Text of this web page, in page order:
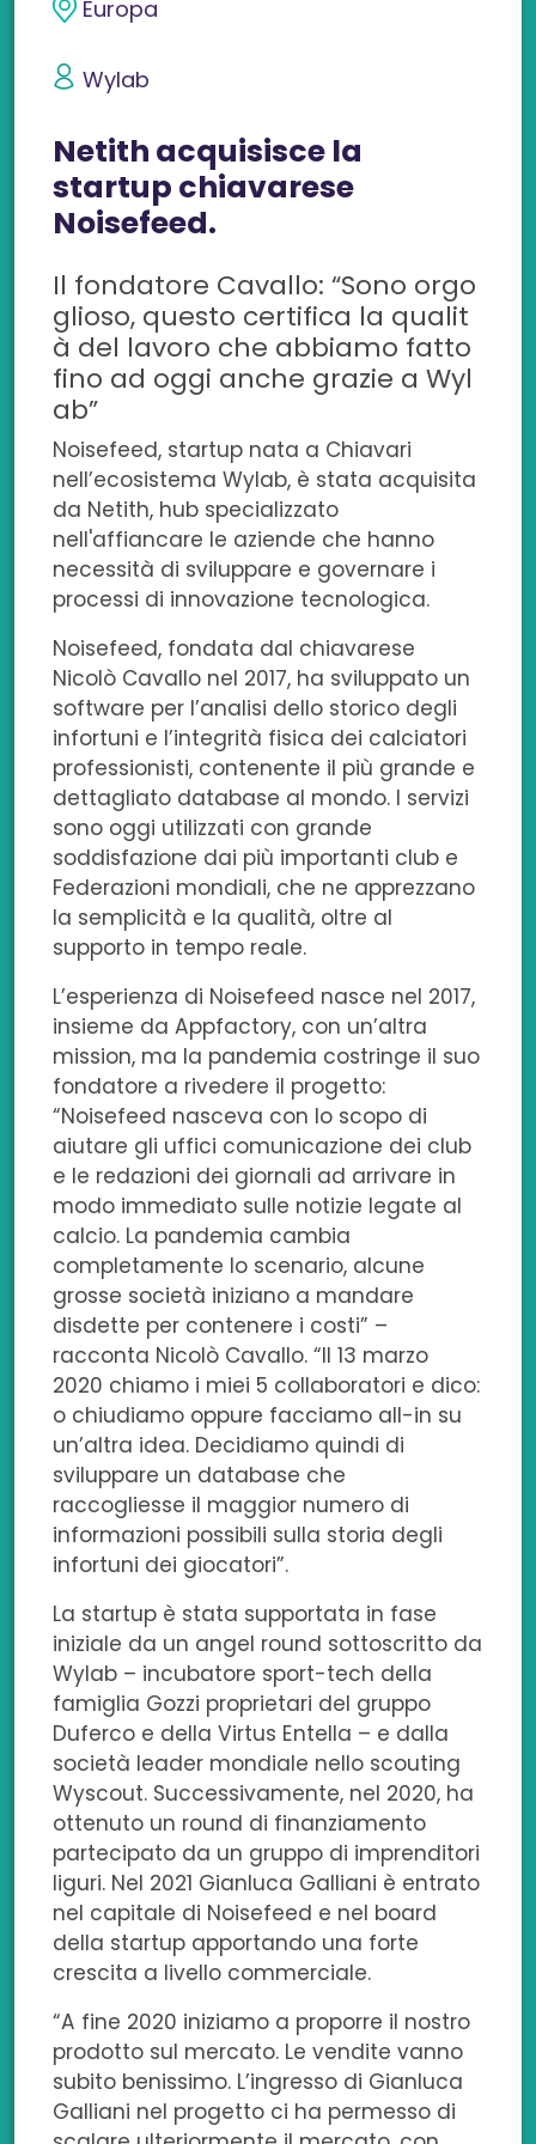
i
d
i
u
F
a
c
e
b
o
o
k
d
i
u
L
i
n
k
e
d
i
n
d
i
u
T
w
i
t
t
e
r
d
i
u
W
h
a
t
s
a
p
p
o
n
e
m
a
l
Europa
Wylab
Netith acquisisce la
startup chiavarese
Noisefeed.
Il fondatore Cavallo: “Sono orgo
glioso, questo certifica la qualit
à del lavoro che abbiamo fatto
fino ad oggi anche grazie a Wyl
ab”
Noisefeed, startup nata a Chiavari
nell’ecosistema Wylab, è stata acquisita
da Netith, hub specializzato
nell'affiancare le aziende che hanno
necessità di sviluppare e governare i
processi di innovazione tecnologica.
Noisefeed, fondata dal chiavarese
Nicolò Cavallo nel 2017, ha sviluppato un
software per l’analisi dello storico degli
infortuni e l’integrità fisica dei calciatori
professionisti, contenente il più grande e
dettagliato database al mondo. I servizi
sono oggi utilizzati con grande
soddisfazione dai più importanti club e
Federazioni mondiali, che ne apprezzano
la semplicità e la qualità, oltre al
supporto in tempo reale.
L’esperienza di Noisefeed nasce nel 2017,
insieme da Appfactory, con un’altra
mission, ma la pandemia costringe il suo
fondatore a rivedere il progetto:
“Noisefeed nasceva con lo scopo di
aiutare gli uffici comunicazione dei club
e le redazioni dei giornali ad arrivare in
modo immediato sulle notizie legate al
calcio. La pandemia cambia
completamente lo scenario, alcune
grosse società iniziano a mandare
disdette per contenere i costi” –
racconta Nicolò Cavallo. “Il 13 marzo
2020 chiamo i miei 5 collaboratori e dico:
o chiudiamo oppure facciamo all-in su
un’altra idea. Decidiamo quindi di
sviluppare un database che
raccogliesse il maggior numero di
informazioni possibili sulla storia degli
infortuni dei giocatori”.
La startup è stata supportata in fase
iniziale da un angel round sottoscritto da
Wylab – incubatore sport-tech della
famiglia Gozzi proprietari del gruppo
Duferco e della Virtus Entella – e dalla
società leader mondiale nello scouting
Wyscout. Successivamente, nel 2020, ha
ottenuto un round di finanziamento
partecipato da un gruppo di imprenditori
liguri. Nel 2021 Gianluca Galliani è entrato
nel capitale di Noisefeed e nel board
della startup apportando una forte
crescita a livello commerciale.
“A fine 2020 iniziamo a proporre il nostro
prodotto sul mercato. Le vendite vanno
subito benissimo. L’ingresso di Gianluca
Galliani nel progetto ci ha permesso di